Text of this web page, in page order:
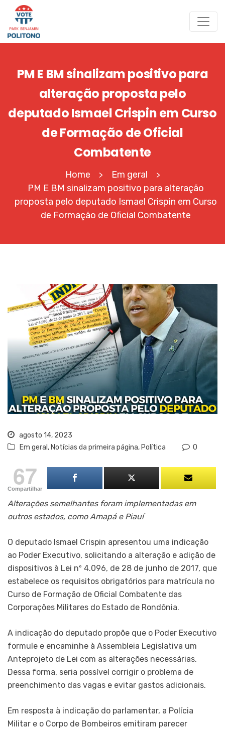
PM E BM sinalizam positivo para
alteração proposta pelo
deputado Ismael Crispin em Curso
de Formação de Oficial
Combatente
Home > Em geral >
PM E BM sinalizam positivo para alteração
proposta pelo deputado Ismael Crispin em Curso
de Formação de Oficial Combatente
agosto 14, 2023
Em geral , Notícias da primeira página, Política 0
67
Compartilhar
Alterações semelhantes foram implementadas em
outros estados, como Amapá e Piauí
O deputado Ismael Crispin apresentou uma indicação
ao Poder Executivo, solicitando a alteração e adição de
dispositivos à Lei nº 4.096, de 28 de junho de 2017, que
estabelece os requisitos obrigatórios para matrícula no
Curso de Formação de Oficial Combatente das
Corporações Militares do Estado de Rondônia.
A indicação do deputado propõe que o Poder Executivo
formule e encaminhe à Assembleia Legislativa um
Anteprojeto de Lei com as alterações necessárias.
Dessa forma, seria possível corrigir o problema de
preenchimento das vagas e evitar gastos adicionais.
Em resposta à indicação do parlamentar, a Polícia
Militar e o Corpo de Bombeiros emitiram parecer